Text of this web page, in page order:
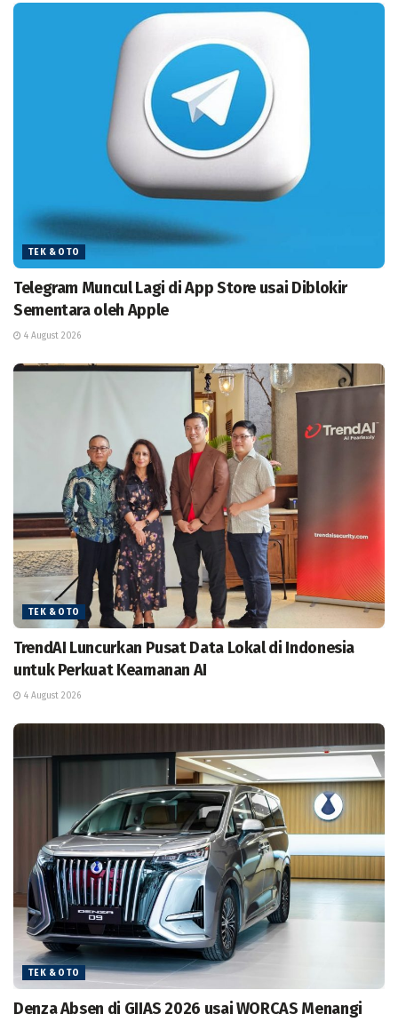
TEK & OTO
Telegram Muncul Lagi di App Store usai Diblokir
Sementara oleh Apple
4 August 2026
TEK & OTO
TrendAI Luncurkan Pusat Data Lokal di Indonesia
untuk Perkuat Keamanan AI
4 August 2026
TEK & OTO
Denza Absen di GIIAS 2026 usai WORCAS Menangi